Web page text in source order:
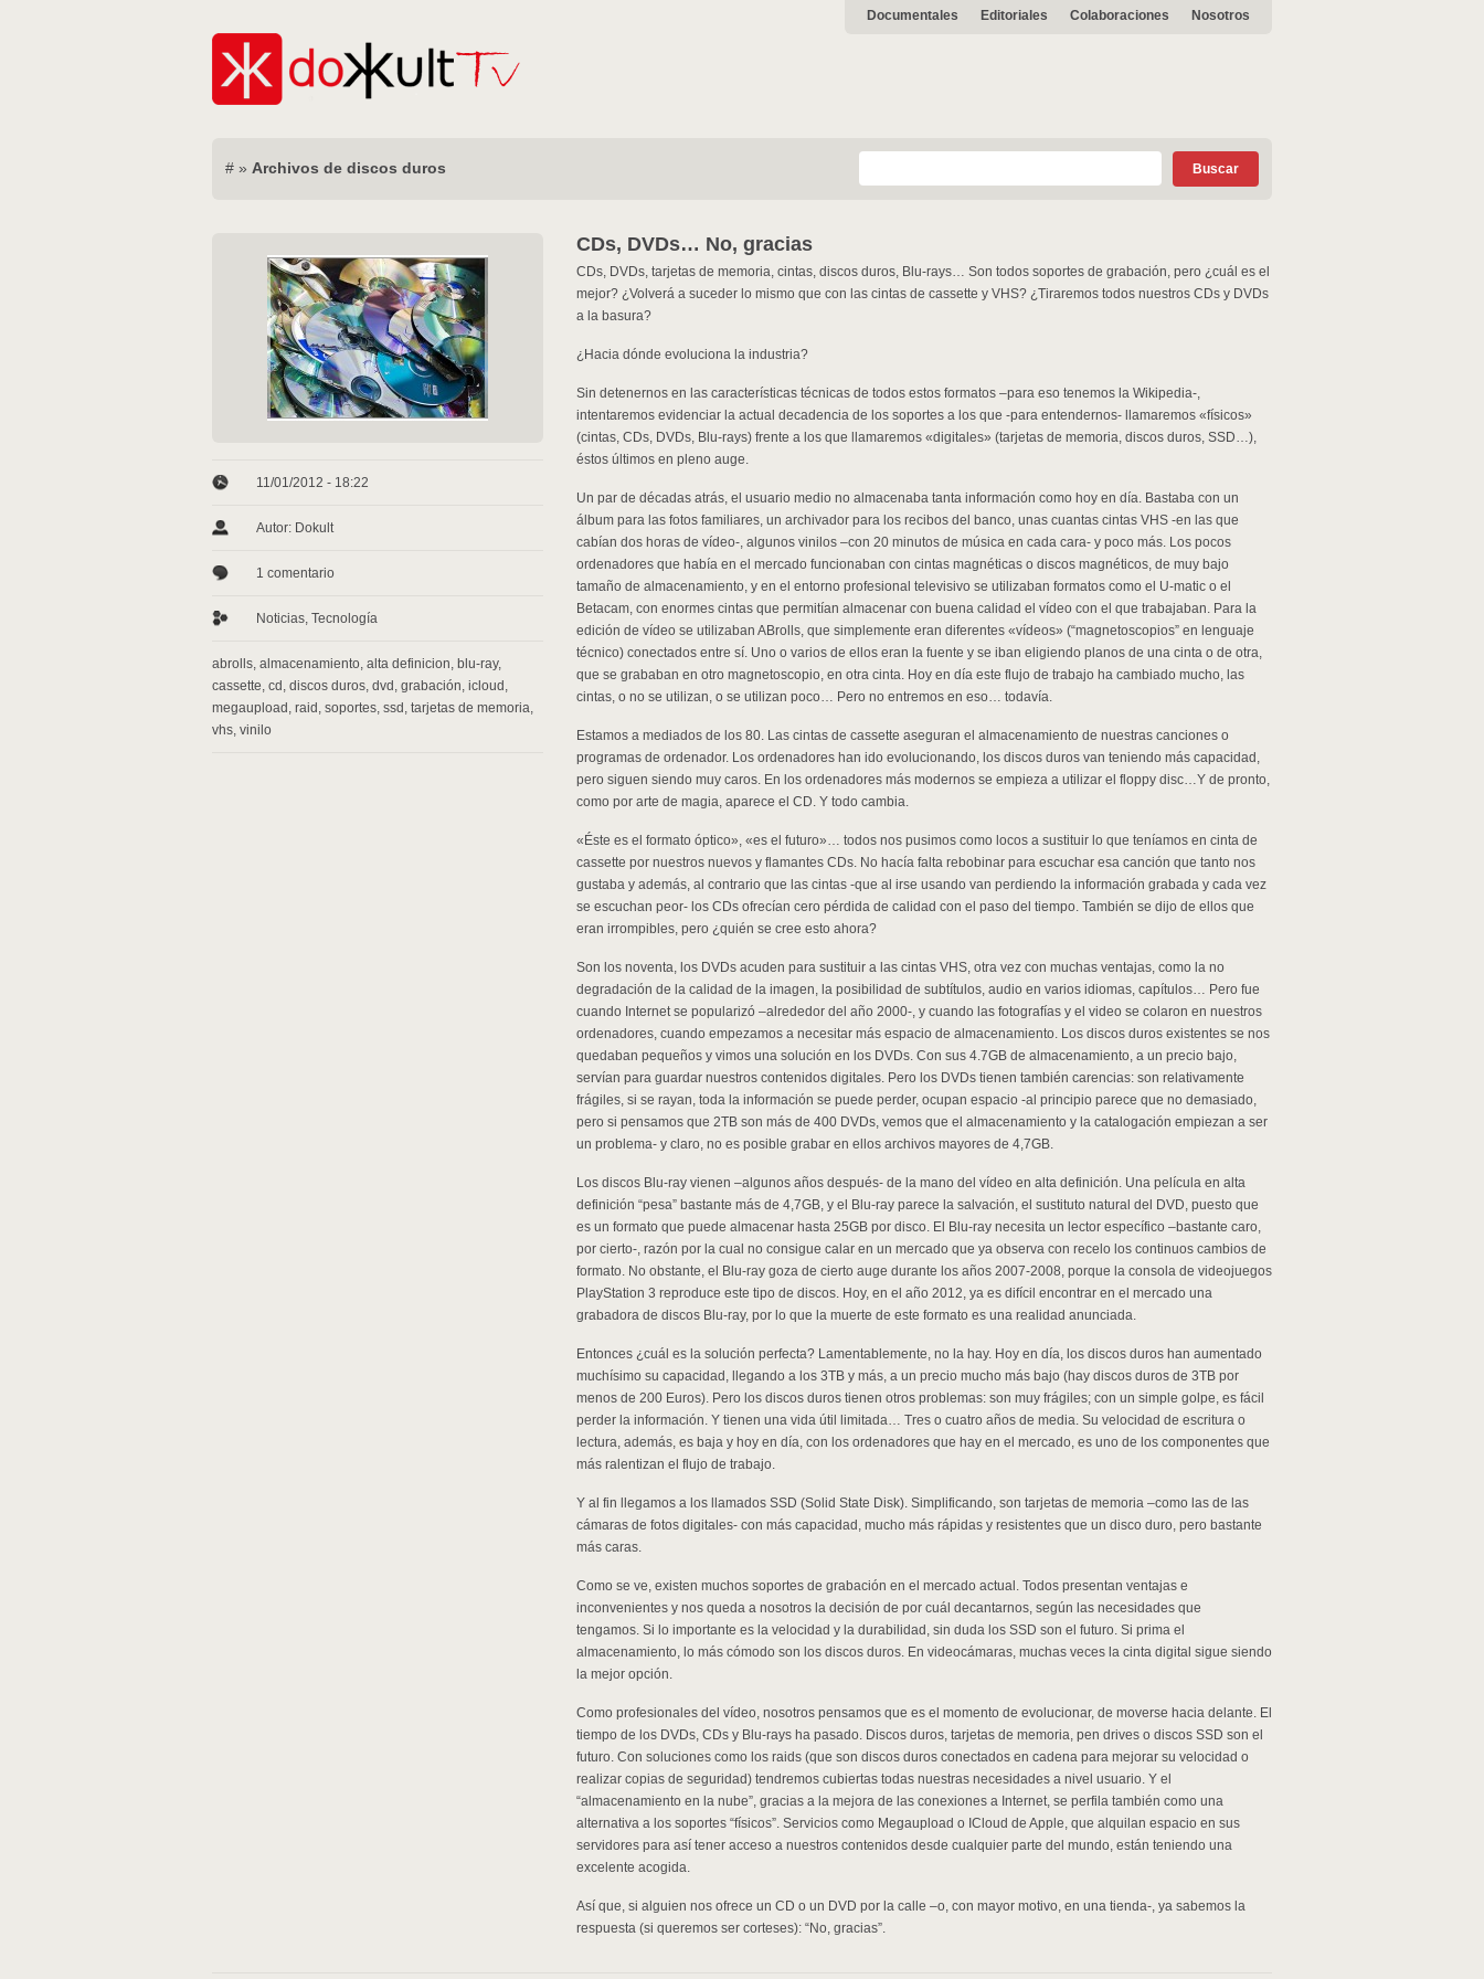
Documentales Editoriales Colaboraciones Nosotros
# » Archivos de discos duros
11/01/2012 - 18:22
Autor: Dokult
1 comentario
Noticias, Tecnología
abrolls, almacenamiento, alta definicion, blu-ray,
cassette, cd , discos duros, dvd , grabación, icloud ,
megaupload , raid , soportes, ssd , tarjetas de memoria,
vhs, vinilo
CDs, DVDs… No, gracias
CDs, DVDs, tarjetas de memoria, cintas, discos duros, Blu-rays… Son todos soportes de grabación, pero ¿cuál es el
mejor? ¿Volverá a suceder lo mismo que con las cintas de cassette y VHS? ¿Tiraremos todos nuestros CDs y DVDs
a la basura?
¿Hacia dónde evoluciona la industria?
Sin detenernos en las características técnicas de todos estos formatos –para eso tenemos la Wikipedia-,
intentaremos evidenciar la actual decadencia de los soportes a los que -para entendernos- llamaremos «físicos»
(cintas, CDs, DVDs, Blu-rays) frente a los que llamaremos «digitales» (tarjetas de memoria, discos duros, SSD…),
éstos últimos en pleno auge.
Un par de décadas atrás, el usuario medio no almacenaba tanta información como hoy en día. Bastaba con un
álbum para las fotos familiares, un archivador para los recibos del banco, unas cuantas cintas VHS -en las que
cabían dos horas de vídeo-, algunos vinilos –con 20 minutos de música en cada cara- y poco más. Los pocos
ordenadores que había en el mercado funcionaban con cintas magnéticas o discos magnéticos, de muy bajo
tamaño de almacenamiento, y en el entorno profesional televisivo se utilizaban formatos como el U-matic o el
Betacam, con enormes cintas que permitían almacenar con buena calidad el vídeo con el que trabajaban. Para la
edición de vídeo se utilizaban ABrolls, que simplemente eran diferentes «vídeos» (“magnetoscopios” en lenguaje
técnico) conectados entre sí. Uno o varios de ellos eran la fuente y se iban eligiendo planos de una cinta o de otra,
que se grababan en otro magnetoscopio, en otra cinta. Hoy en día este flujo de trabajo ha cambiado mucho, las
cintas, o no se utilizan, o se utilizan poco… Pero no entremos en eso… todavía.
Estamos a mediados de los 80. Las cintas de cassette aseguran el almacenamiento de nuestras canciones o
programas de ordenador. Los ordenadores han ido evolucionando, los discos duros van teniendo más capacidad,
pero siguen siendo muy caros. En los ordenadores más modernos se empieza a utilizar el floppy disc…Y de pronto,
como por arte de magia, aparece el CD. Y todo cambia.
«Éste es el formato óptico», «es el futuro»… todos nos pusimos como locos a sustituir lo que teníamos en cinta de
cassette por nuestros nuevos y flamantes CDs. No hacía falta rebobinar para escuchar esa canción que tanto nos
gustaba y además, al contrario que las cintas -que al irse usando van perdiendo la información grabada y cada vez
se escuchan peor- los CDs ofrecían cero pérdida de calidad con el paso del tiempo. También se dijo de ellos que
eran irrompibles, pero ¿quién se cree esto ahora?
Son los noventa, los DVDs acuden para sustituir a las cintas VHS, otra vez con muchas ventajas, como la no
degradación de la calidad de la imagen, la posibilidad de subtítulos, audio en varios idiomas, capítulos… Pero fue
cuando Internet se popularizó –alrededor del año 2000-, y cuando las fotografías y el video se colaron en nuestros
ordenadores, cuando empezamos a necesitar más espacio de almacenamiento. Los discos duros existentes se nos
quedaban pequeños y vimos una solución en los DVDs. Con sus 4.7GB de almacenamiento, a un precio bajo,
servían para guardar nuestros contenidos digitales. Pero los DVDs tienen también carencias: son relativamente
frágiles, si se rayan, toda la información se puede perder, ocupan espacio -al principio parece que no demasiado,
pero si pensamos que 2TB son más de 400 DVDs, vemos que el almacenamiento y la catalogación empiezan a ser
un problema- y claro, no es posible grabar en ellos archivos mayores de 4,7GB.
Los discos Blu-ray vienen –algunos años después- de la mano del vídeo en alta definición. Una película en alta
definición “pesa” bastante más de 4,7GB, y el Blu-ray parece la salvación, el sustituto natural del DVD, puesto que
es un formato que puede almacenar hasta 25GB por disco. El Blu-ray necesita un lector específico –bastante caro,
por cierto-, razón por la cual no consigue calar en un mercado que ya observa con recelo los continuos cambios de
formato. No obstante, el Blu-ray goza de cierto auge durante los años 2007-2008, porque la consola de videojuegos
PlayStation 3 reproduce este tipo de discos. Hoy, en el año 2012, ya es difícil encontrar en el mercado una
grabadora de discos Blu-ray, por lo que la muerte de este formato es una realidad anunciada.
Entonces ¿cuál es la solución perfecta? Lamentablemente, no la hay. Hoy en día, los discos duros han aumentado
muchísimo su capacidad, llegando a los 3TB y más, a un precio mucho más bajo (hay discos duros de 3TB por
menos de 200 Euros). Pero los discos duros tienen otros problemas: son muy frágiles; con un simple golpe, es fácil
perder la información. Y tienen una vida útil limitada… Tres o cuatro años de media. Su velocidad de escritura o
lectura, además, es baja y hoy en día, con los ordenadores que hay en el mercado, es uno de los componentes que
más ralentizan el flujo de trabajo.
Y al fin llegamos a los llamados SSD (Solid State Disk). Simplificando, son tarjetas de memoria –como las de las
cámaras de fotos digitales- con más capacidad, mucho más rápidas y resistentes que un disco duro, pero bastante
más caras.
Como se ve, existen muchos soportes de grabación en el mercado actual. Todos presentan ventajas e
inconvenientes y nos queda a nosotros la decisión de por cuál decantarnos, según las necesidades que
tengamos. Si lo importante es la velocidad y la durabilidad, sin duda los SSD son el futuro. Si prima el
almacenamiento, lo más cómodo son los discos duros. En videocámaras, muchas veces la cinta digital sigue siendo
la mejor opción.
Como profesionales del vídeo, nosotros pensamos que es el momento de evolucionar, de moverse hacia delante. El
tiempo de los DVDs, CDs y Blu-rays ha pasado. Discos duros, tarjetas de memoria, pen drives o discos SSD son el
futuro. Con soluciones como los raids (que son discos duros conectados en cadena para mejorar su velocidad o
realizar copias de seguridad) tendremos cubiertas todas nuestras necesidades a nivel usuario. Y el
“almacenamiento en la nube”, gracias a la mejora de las conexiones a Internet, se perfila también como una
alternativa a los soportes “físicos”. Servicios como Megaupload o ICloud de Apple, que alquilan espacio en sus
servidores para así tener acceso a nuestros contenidos desde cualquier parte del mundo, están teniendo una
excelente acogida.
Así que, si alguien nos ofrece un CD o un DVD por la calle –o, con mayor motivo, en una tienda-, ya sabemos la
respuesta (si queremos ser corteses): “No, gracias”.